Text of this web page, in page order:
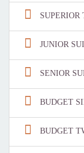
JUNIOR
SENIOR
BUDGET
BUDGET